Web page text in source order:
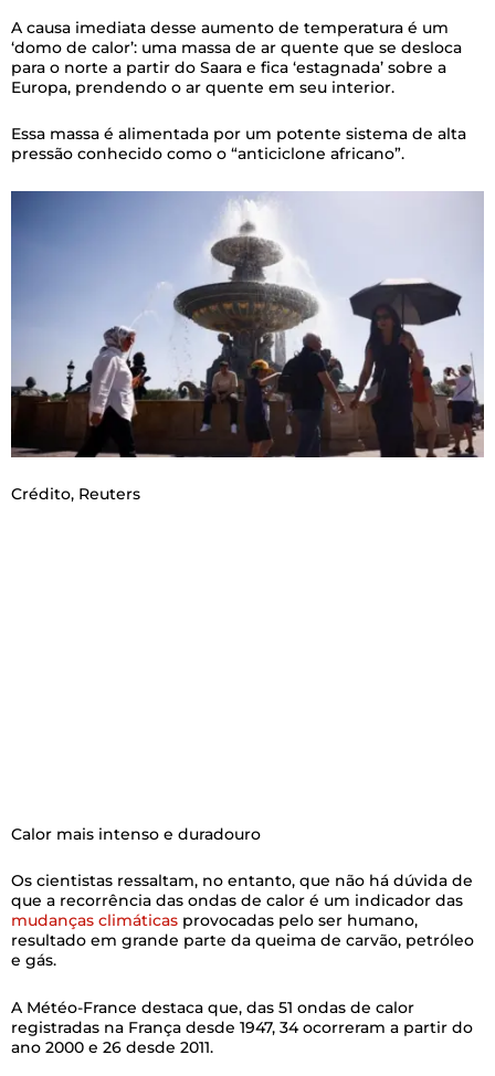
A causa imediata desse aumento de temperatura é um
‘domo de calor’: uma massa de ar quente que se desloca
para o norte a partir do Saara e fica ‘estagnada’ sobre a
Europa, prendendo o ar quente em seu interior.
Essa massa é alimentada por um potente sistema de alta
pressão conhecido como o “anticiclone africano”.
Crédito, Reuters
Calor mais intenso e duradouro
Os cientistas ressaltam, no entanto, que não há dúvida de
que a recorrência das ondas de calor é um indicador das
mudanças climáticas provocadas pelo ser humano,
resultado em grande parte da queima de carvão, petróleo
e gás.
A Météo-France destaca que, das 51 ondas de calor
registradas na França desde 1947, 34 ocorreram a partir do
ano 2000 e 26 desde 2011.